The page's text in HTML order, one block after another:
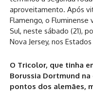
aproveitamento. Após
Flamengo, o Fluminense
Sul, neste sábado (21),
Nova Jersey, nos
O Tricolor, que tinha
Borussia Dortmund
pontos dos alemães,